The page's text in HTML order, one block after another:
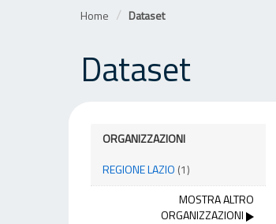
Home Dataset
Dataset
ORGANIZZAZIONI
REGIONE LAZIO (1)
MOSTRA ALTRO
ORGANIZZAZIONI